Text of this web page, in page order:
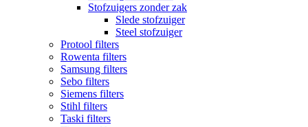
Stofzuigers zonder zak
Slede stofzuiger
Steel stofzuiger
Protool filters
Rowenta filters
Samsung filters
Sebo filters
Siemens filters
Stihl filters
Taski filters